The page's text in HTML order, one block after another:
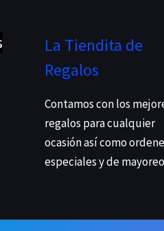
La Tiendita de
Regalos
Contamos con los
regalos para cualquier
ocasión así como
especiales y de